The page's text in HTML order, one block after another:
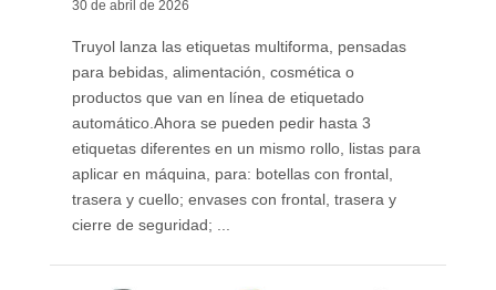
30 de abril de 2026
Truyol lanza las etiquetas multiforma, pensadas
para bebidas, alimentación, cosmética o
productos que van en línea de etiquetado
automático. ​Ahora se pueden pedir hasta 3
etiquetas diferentes en un mismo rollo, listas para
aplicar en máquina, para: botellas con frontal,
trasera y cuello; envases con frontal, trasera y
cierre de seguridad; ...